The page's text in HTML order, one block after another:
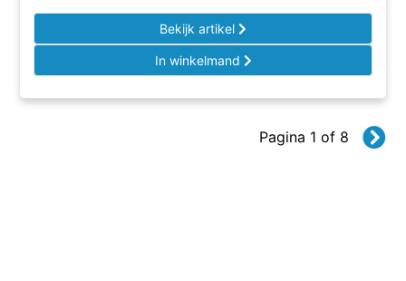
Bekijk artikel
In winkelmand
Pagina 1 of 8